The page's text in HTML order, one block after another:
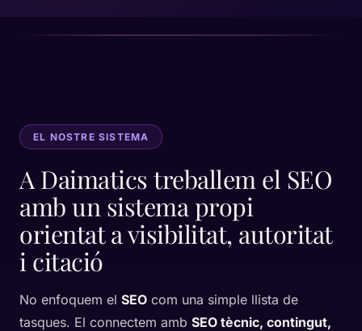
EL NOSTRE SISTEMA
A Daimatics treballem el SEO
amb un sistema propi
orientat a visibilitat, autoritat
i citació
No enfoquem el SEO com una simple llista de
tasques. El connectem amb SEO tècnic, contingut,